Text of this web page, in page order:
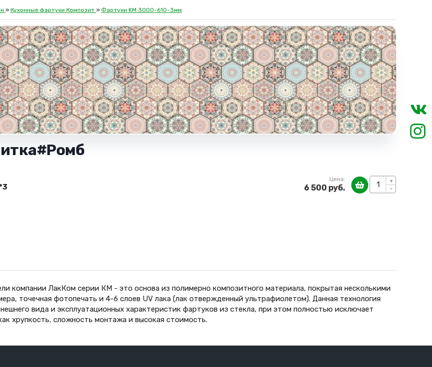
» Кухонные фартуки Композит » Фартуки KM 3000-610-3мм
+
-
Цена:
6 500 руб.
компании ЛакКом серии КМ - это основа из полимерно композитного материала, покрытая несколькими
точечная фотопечать и 4-6 слоев UV лака (лак отвержденный ультрафиолетом). Данная технология
вида и эксплуатационных характеристик фартуков из стекла, при этом полностью исключает
хрупкость, сложность монтажа и высокая стоимость.